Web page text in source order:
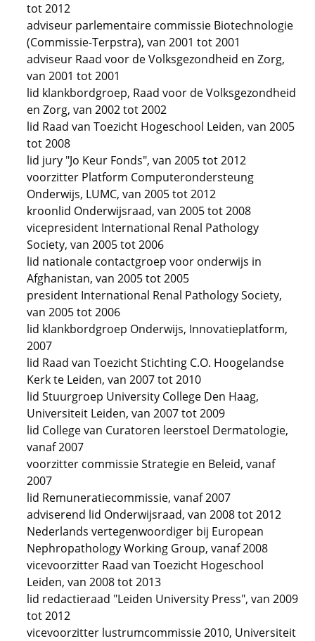
tot 2012
adviseur parlementaire commissie Biotechnologie
(Commissie-Terpstra), van 2001 tot 2001
adviseur Raad voor de Volksgezondheid en Zorg,
van 2001 tot 2001
lid klankbordgroep, Raad voor de Volksgezondheid
en Zorg, van 2002 tot 2002
lid Raad van Toezicht Hogeschool Leiden, van 2005
tot 2008
lid jury "Jo Keur Fonds", van 2005 tot 2012
voorzitter Platform Computerondersteung
Onderwijs, LUMC, van 2005 tot 2012
kroonlid Onderwijsraad, van 2005 tot 2008
vicepresident International Renal Pathology
Society, van 2005 tot 2006
lid nationale contactgroep voor onderwijs in
Afghanistan, van 2005 tot 2005
president International Renal Pathology Society,
van 2005 tot 2006
lid klankbordgroep Onderwijs, Innovatieplatform,
2007
lid Raad van Toezicht Stichting C.O. Hoogelandse
Kerk te Leiden, van 2007 tot 2010
lid Stuurgroep University College Den Haag,
Universiteit Leiden, van 2007 tot 2009
lid College van Curatoren leerstoel Dermatologie,
vanaf 2007
voorzitter commissie Strategie en Beleid, vanaf
2007
lid Remuneratiecommissie, vanaf 2007
adviserend lid Onderwijsraad, van 2008 tot 2012
Nederlands vertegenwoordiger bij European
Nephropathology Working Group, vanaf 2008
vicevoorzitter Raad van Toezicht Hogeschool
Leiden, van 2008 tot 2013
lid redactieraad "Leiden University Press", van 2009
tot 2012
vicevoorzitter lustrumcommissie 2010, Universiteit